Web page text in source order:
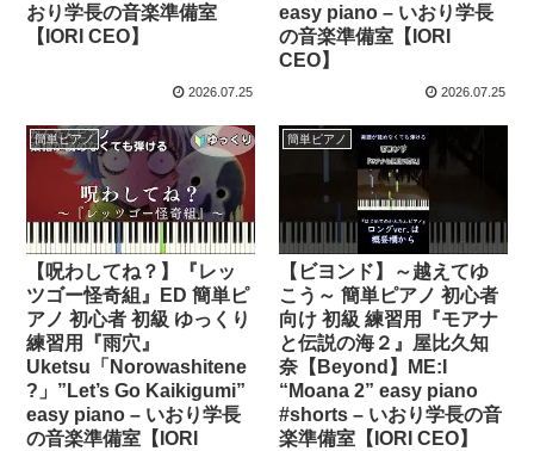
おり学長の音楽準備室
【IORI CEO】
2026.07.25
easy piano – いおり学長
の音楽準備室【IORI
CEO】
2026.07.25
簡単ピアノ
【呪わしてね？】『レッ
ツゴー怪奇組』ED 簡単ピ
アノ 初心者 初級 ゆっくり
練習用『雨穴』
Uketsu「Norowashitene
?」”Let’s Go Kaikigumi”
easy piano – いおり学長
の音楽準備室【IORI
簡単ピアノ
【ビヨンド】～越えてゆ
こう～ 簡単ピアノ 初心者
向け 初級 練習用『モアナ
と伝説の海２』屋比久知
奈【Beyond】ME:I
“Moana 2” easy piano
#shorts – いおり学長の音
楽準備室【IORI CEO】